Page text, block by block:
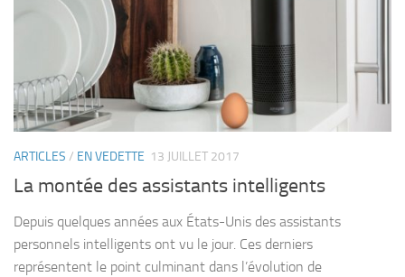
ARTICLES / EN VEDETTE 13 JUILLET 2017
La montée des assistants intelligents
Depuis quelques années aux États-Unis des assistants
personnels intelligents ont vu le jour. Ces derniers
représentent le point culminant dans l’évolution de